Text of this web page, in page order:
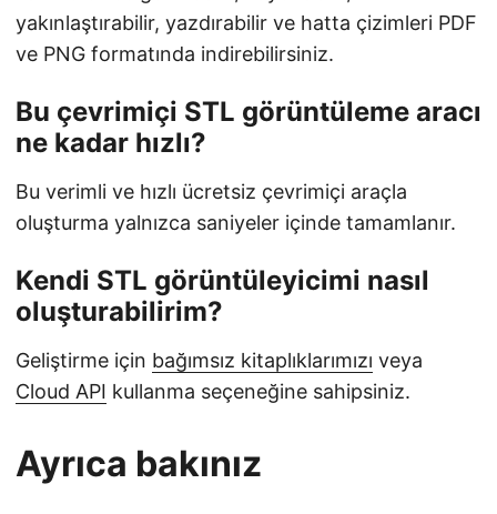
yakınlaştırabilir, yazdırabilir ve hatta çizimleri PDF
ve PNG formatında indirebilirsiniz.
Bu çevrimiçi STL görüntüleme aracı
ne kadar hızlı?
Bu verimli ve hızlı ücretsiz çevrimiçi araçla
oluşturma yalnızca saniyeler içinde tamamlanır.
Kendi STL görüntüleyicimi nasıl
oluşturabilirim?
Geliştirme için bağımsız kitaplıklarımızı veya
Cloud API kullanma seçeneğine sahipsiniz.
Ayrıca bakınız